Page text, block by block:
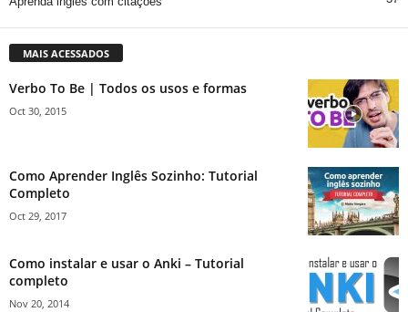
MAIS ACESSADOS
Verbo To Be | Todos os usos e formas
Oct 30, 2015
Como Aprender Inglês Sozinho: Tutorial
Completo
Oct 29, 2017
Como instalar e usar o Anki – Tutorial
completo
Nov 20, 2014